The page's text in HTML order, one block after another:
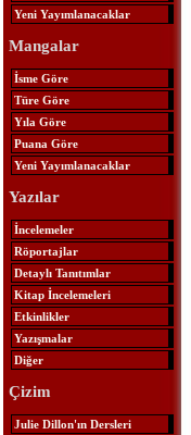
Yeni Yayımlanacaklar
Mangalar
İsme Göre
Türe Göre
Yıla Göre
Puana Göre
Yeni Yayımlanacaklar
Yazılar
İncelemeler
Röportajlar
Detaylı Tanıtımlar
Kitap İncelemeleri
Etkinlikler
Yazışmalar
Diğer
Çizim
Julie Dillon'ın Dersleri